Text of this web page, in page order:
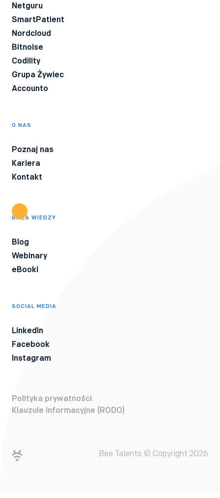
Netguru
SmartPatient
Nordcloud
Bitnoise
Codility
Grupa Żywiec
Accounto
O NAS
Poznaj nas
Kariera
Kontakt
BAZA WIEDZY
Blog
Webinary
eBooki
SOCIAL MEDIA
LinkedIn
Facebook
Instagram
Polityka prywatności
Klauzule informacyjne (RODO)
Bee Talents © Copyright 2026